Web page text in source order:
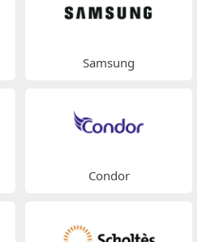
Samsung
Condor